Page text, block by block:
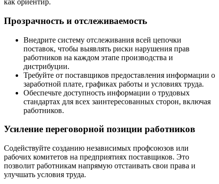
как ориентир.
Прозрачность и отслеживаемость
Внедрите систему отслеживания всей цепочки
поставок, чтобы выявлять риски нарушения прав
работников на каждом этапе производства и
дистрибуции.
Требуйте от поставщиков предоставления информации о
заработной плате, графиках работы и условиях труда.
Обеспечьте доступность информации о трудовых
стандартах для всех заинтересованных сторон, включая
работников.
Усиление переговорной позиции работников
Содействуйте созданию независимых профсоюзов или
рабочих комитетов на предприятиях поставщиков. Это
позволит работникам напрямую отстаивать свои права и
улучшать условия труда.